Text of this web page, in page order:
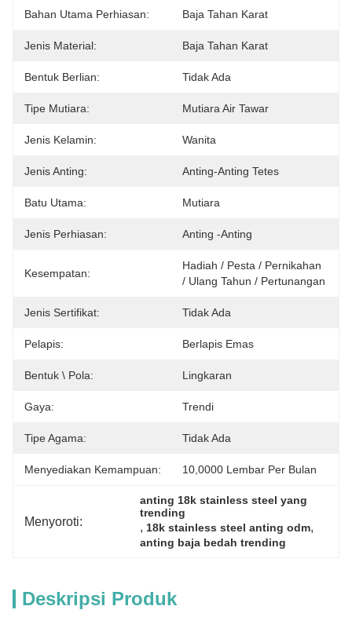
Bahan Utama Perhiasan: Baja Tahan Karat
Jenis Material: Baja Tahan Karat
Bentuk Berlian: Tidak Ada
Tipe Mutiara: Mutiara Air Tawar
Jenis Kelamin: Wanita
Jenis Anting: Anting-Anting Tetes
Batu Utama: Mutiara
Jenis Perhiasan: Anting -anting
Kesempatan:
Hadiah / Pesta / Pernikahan
/ Ulang Tahun / Pertunangan
Jenis Sertifikat: Tidak Ada
Pelapis: Berlapis Emas
Bentuk \ Pola: Lingkaran
Gaya: Trendi
Tipe Agama: Tidak Ada
Menyediakan Kemampuan: 10,0000 Lembar Per Bulan
Menyoroti:
anting 18k stainless steel yang
trending
, 18k stainless steel anting odm,
anting baja bedah trending
Deskripsi Produk